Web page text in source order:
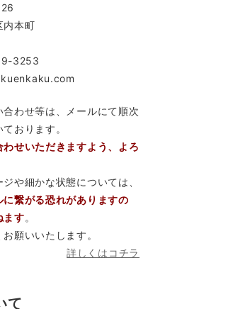
内本町
3253
わせ等は、メールにて順次
おります。
わせいただきますよう、よろ
や細かな状態については、
繋がる恐れがありますの
ます。
願いいたします。
詳しくはコチラ
て